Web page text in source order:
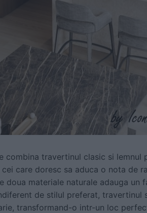
combina travertinul clasic si lemnul
care doresc sa aduca o nota de
doua materiale naturale adauga un
de stilul preferat, travertinul
transformand-o intr-un loc